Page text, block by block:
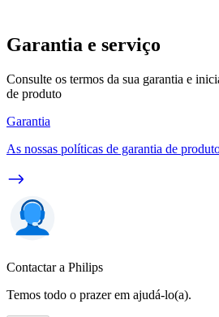
Garantia e serviço
Consulte os termos da sua garantia e
de produto
Garantia
As nossas políticas de garantia de
Contactar a Philips
Temos todo o prazer em ajudá-lo(a).